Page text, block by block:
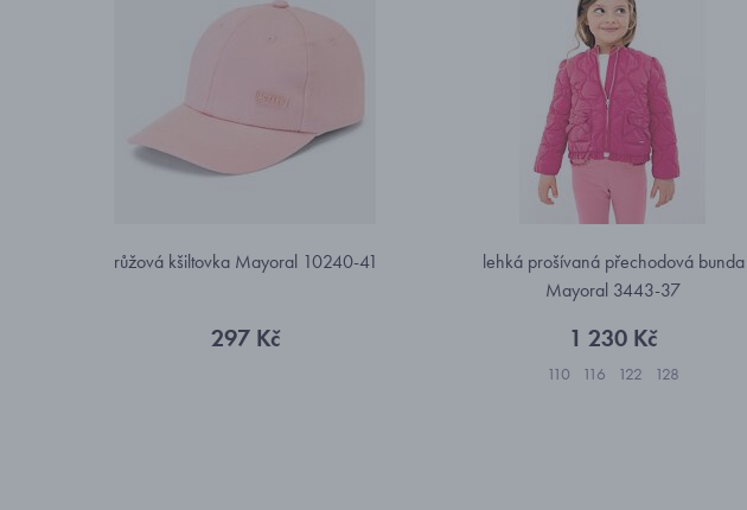
růžová kšiltovka Mayoral 10240-41
297 Kč
lehká prošívaná přechodová bunda
Mayoral 3443-37
1 230 Kč
110 116 122 128